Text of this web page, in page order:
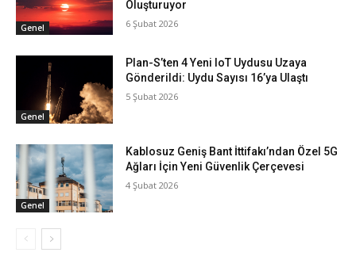
Genel
Oluşturuyor
6 Şubat 2026
Genel
Plan-S’ten 4 Yeni IoT Uydusu Uzaya
Gönderildi: Uydu Sayısı 16’ya Ulaştı
5 Şubat 2026
Genel
Kablosuz Geniş Bant İttifakı’ndan Özel 5G
Ağları İçin Yeni Güvenlik Çerçevesi
4 Şubat 2026